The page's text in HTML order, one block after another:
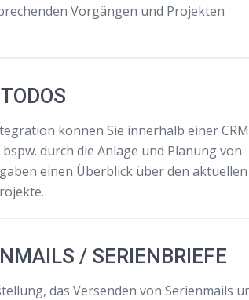
Vorgängen und Projekten
können Sie innerhalb einer
durch die Anlage und Planung von
einen Überblick über den aktuellen
/ SERIENBRIEFE
das Versenden von Serienmails